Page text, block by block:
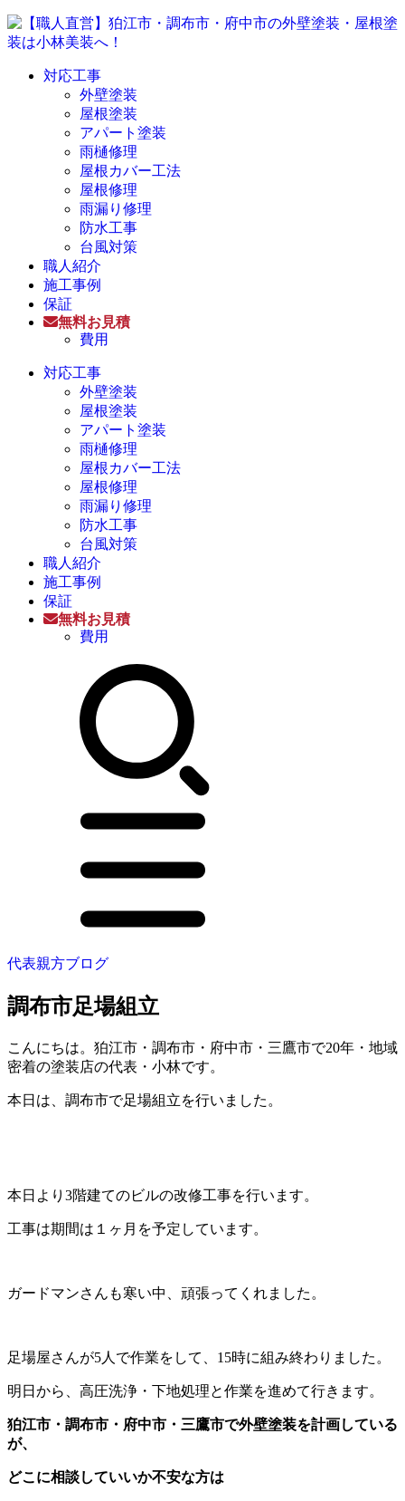
対応工事
外壁塗装
屋根塗装
アパート塗装
雨樋修理
屋根カバー工法
屋根修理
雨漏り修理
防水工事
台風対策
職人紹介
施工事例
保証
無料お見積
費用
対応工事
外壁塗装
屋根塗装
アパート塗装
雨樋修理
屋根カバー工法
屋根修理
雨漏り修理
防水工事
台風対策
職人紹介
施工事例
保証
無料お見積
費用
代表親方ブログ
調布市足場組立
こんにちは。狛江市・調布市・府中市・三鷹市で20年・地域
密着の塗装店の代表・小林です。
本日は、調布市で足場組立を行いました。
本日より3階建てのビルの改修工事を行います。
工事は期間は１ヶ月を予定しています。
ガードマンさんも寒い中、頑張ってくれました。
足場屋さんが5人で作業をして、15時に組み終わりました。
明日から、高圧洗浄・下地処理と作業を進めて行きます。
狛江市・調布市・府中市・三鷹市で外壁塗装を計画している
が、
どこに相談していいか不安な方は